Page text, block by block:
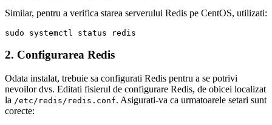
Similar, pentru a verifica starea serverului Redis pe CentOS, utilizati:
2. Configurarea Redis
Odata instalat, trebuie sa configurati Redis pentru a se potrivi
nevoilor dvs. Editati fisierul de configurare Redis, de obicei localizat
la /etc/redis/redis.conf. Asigurati-va ca urmatoarele setari sunt
corecte: